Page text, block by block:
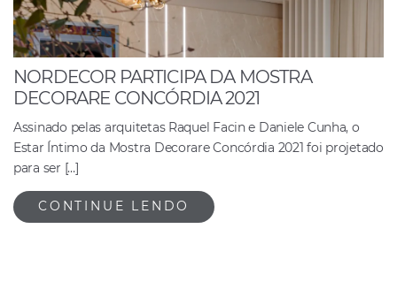
NORDECOR PARTICIPA DA MOSTRA
DECORARE CONCÓRDIA 2021
Assinado pelas arquitetas Raquel Facin e Daniele Cunha, o
Estar Íntimo da Mostra Decorare Concórdia 2021 foi projetado
para ser […]
CONTINUE LENDO